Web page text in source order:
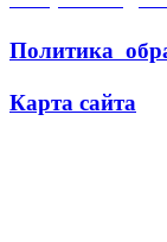
Политика
Карта сайта